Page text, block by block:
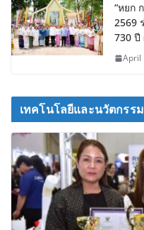
“หยก
2569
730 ปี
April
เทคโนโลยีและนวัตกรรม